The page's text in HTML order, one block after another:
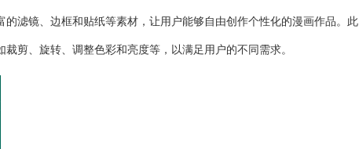
滤镜、边框和贴纸等素材，让用户能够自由创作个性化的漫画作品。此
剪、旋转、调整色彩和亮度等，以满足用户的不同需求。